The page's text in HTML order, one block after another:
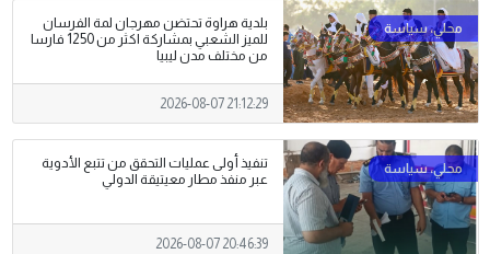
بلدية هراوة تحتضن مهرجان لمة الفرسان
للميز الشعبي بمشاركة اكثر من 1250 فارسا
من مختلف مدن ليبيا
2026-08-07 21:12:29
تنفيذ أولى عمليات التحقق من تتبع الأدوية
عبر منفذ مطار معيتيقة الدولي
2026-08-07 20:46:39